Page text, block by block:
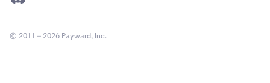
© 2011 – 2026 Payward, Inc.